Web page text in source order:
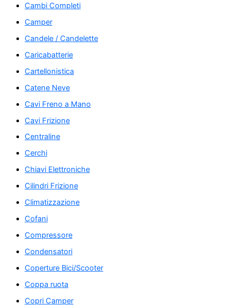
Cambi Completi
Camper
Candele / Candelette
Caricabatterie
Cartellonistica
Catene Neve
Cavi Freno a Mano
Cavi Frizione
Centraline
Cerchi
Chiavi Elettroniche
Cilindri Frizione
Climatizzazione
Cofani
Compressore
Condensatori
Coperture Bici/Scooter
Coppa ruota
Copri Camper